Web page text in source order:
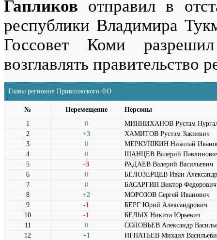
Гапликов отправил в
республики Владимира
Госсовет Коми
возглавлять правительство
Главы регионов Приволжского ФО
№ Перемещение
Персоны
1
0
МИННИХАНОВ Рустам
2
+3
ХАМИТОВ Рустэм Закиевич
3
0
МЕРКУШКИН Николай
4
0
ШАНЦЕВ Валерий
5
-3
РАДАЕВ Валерий Васильевич
6
0
БЕЛОЗЕРЦЕВ Иван
7
0
БАСАРГИН Виктор Федорович
8
+2
МОРОЗОВ Сергей Иванович
9
-1
БЕРГ Юрий Александрович
10
-1
БЕЛЫХ Никита Юрьевич
11
0
СОЛОВЬЕВ Александр
12
+1
ИГНАТЬЕВ Михаил